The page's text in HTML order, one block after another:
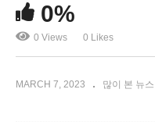
0%
0 Views 0 Likes
MARCH 7, 2023 많이 본 뉴스